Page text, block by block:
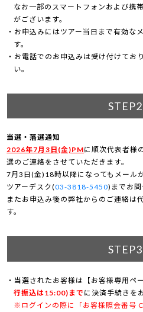
なお一部のスマートフォンおよび携
がございます。
お申込みにはツアー当日まで有効な
す。
お電話でのお申込みは受け付けてお
い。
STEP2
当選・落選通知
2026年7月3日(金)PMに順次代表者様
選のご連絡をさせていただきます。
7月3日(金)18時以降になってもメール
ツアーデスク(03-3818-5450)までお問
またお申込み後の弊社からのご連絡は
す。
STEP3
当選されたお客様は【お客様専用ペ
行振込は15:00)まで に決済手続きを
※ログインの際に「お客様照会番